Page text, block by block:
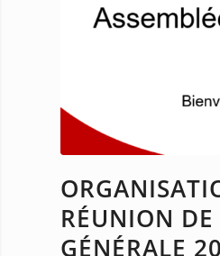
RÉUNION DE
GÉNÉRALE